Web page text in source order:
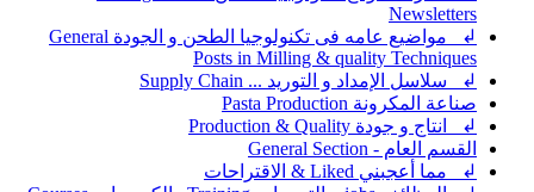
Newsletters
↲ مواضيع عامه فى تكنولوجيا الطحن و الجودة General
Posts in Milling & quality Techniques
↲ سلاسل الإمداد و التوريد ... Supply Chain
صناعة المكرونة Pasta Production
↲ انتاج و جودة Production & Quality
القسم العام - General Section
↲ مما أعجبني Liked & الاقتراحات